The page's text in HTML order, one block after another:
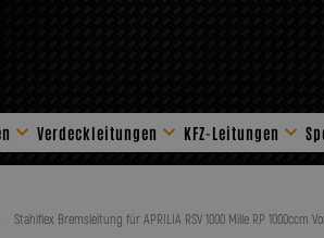
Verdeckleitungen KFZ-Leitungen
Stahlflex Bremsleitung für APRILIA RSV 1000 Mille RP 1000ccm